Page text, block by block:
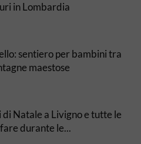
in Lombardia
sentiero per bambini tra
maestose
Natale a Livigno e tutte le
durante le...